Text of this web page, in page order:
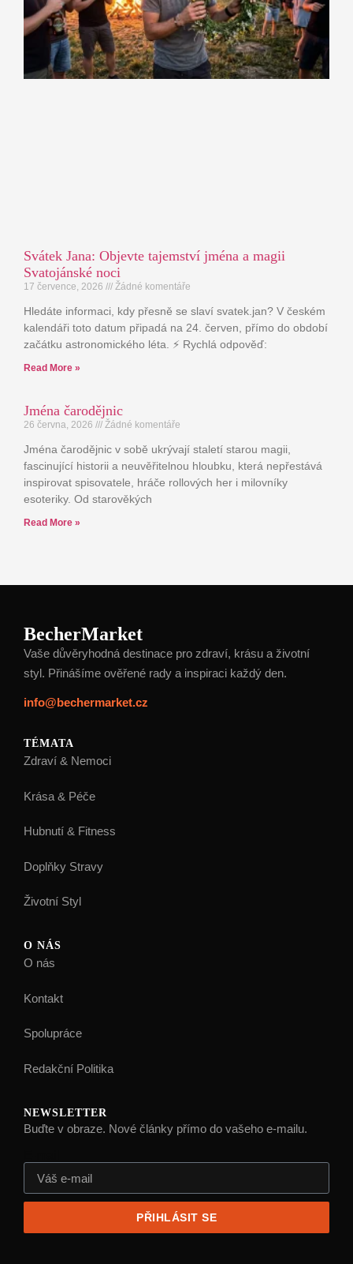
Svátek Jana: Objevte tajemství jména a magii
Svatojánské noci
17 července, 2026 Žádné komentáře
Hledáte informaci, kdy přesně se slaví svatek.jan? V českém
kalendáři toto datum připadá na 24. červen, přímo do období
začátku astronomického léta. ⚡ Rychlá odpověď:
Read More »
Jména čarodějnic
26 června, 2026 Žádné komentáře
Jména čarodějnic v sobě ukrývají staletí starou magii,
fascinující historii a neuvěřitelnou hloubku, která nepřestává
inspirovat spisovatele, hráče rollových her i milovníky
esoteriky. Od starověkých
Read More »
BecherMarket
Vaše důvěryhodná destinace pro zdraví, krásu a životní
styl. Přinášíme ověřené rady a inspiraci každý den.
info@bechermarket.cz
TÉMATA
Zdraví & Nemoci
Krása & Péče
Hubnutí & Fitness
Doplňky Stravy
Životní Styl
O NÁS
O nás
Kontakt
Spolupráce
Redakční Politika
NEWSLETTER
Buďte v obraze. Nové články přímo do vašeho e-mailu.
PŘIHLÁSIT SE